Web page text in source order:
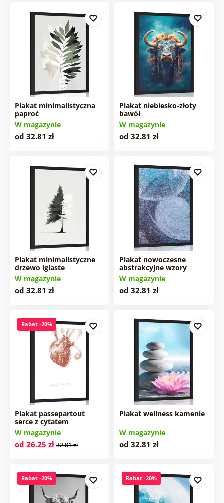
Plakat minimalistyczna
paproć
W magazynie
od 32.81 zł
Plakat niebiesko-złoty
bawół
W magazynie
od 32.81 zł
Plakat minimalistyczne
drzewo iglaste
W magazynie
od 32.81 zł
Plakat nowoczesne
abstrakcyjne wzory
W magazynie
od 32.81 zł
Rabat -20%
Plakat passepartout
serce z cytatem
W magazynie
od 26.25 zł 32.81 zł
Plakat wellness kamenie
W magazynie
od 32.81 zł
Rabat -20% Rabat -20%